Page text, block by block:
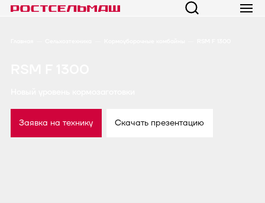
Заявка на технику Скачать презентацию